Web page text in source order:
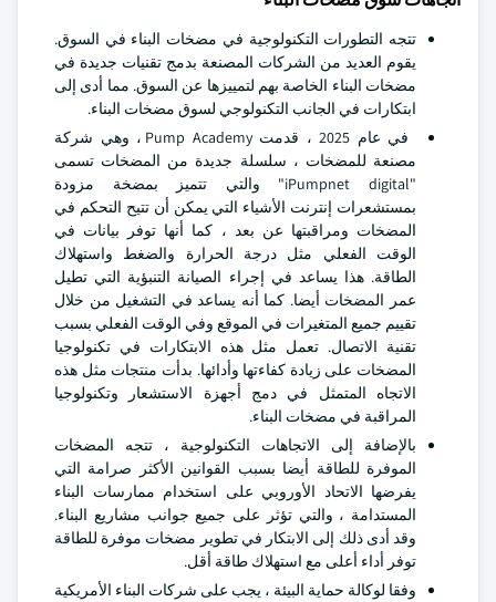
تتجه التطورات التكنولوجية في مضخات البناء في السوق.
يقوم العديد من الشركات المصنعة بدمج تقنيات جديدة في
مضخات البناء الخاصة بهم لتمييزها عن السوق. مما أدى إلى
ابتكارات في الجانب التكنولوجي لسوق مضخات البناء.
في عام 2025 ، قدمت Pump Academy ، وهي شركة
مصنعة للمضخات ، سلسلة جديدة من المضخات تسمى
"iPumpnet digital" والتي تتميز بمضخة مزودة
بمستشعرات إنترنت الأشياء التي يمكن أن تتيح التحكم في
المضخات ومراقبتها عن بعد ، كما أنها توفر بيانات في
الوقت الفعلي مثل درجة الحرارة والضغط واستهلاك
الطاقة. هذا يساعد في إجراء الصيانة التنبؤية التي تطيل
عمر المضخات أيضا. كما أنه يساعد في التشغيل من خلال
تقييم جميع المتغيرات في الموقع وفي الوقت الفعلي بسبب
تقنية الاتصال. تعمل مثل هذه الابتكارات في تكنولوجيا
المضخات على زيادة كفاءتها وأدائها. بدأت منتجات مثل هذه
الاتجاه المتمثل في دمج أجهزة الاستشعار وتكنولوجيا
المراقبة في مضخات البناء.
بالإضافة إلى الاتجاهات التكنولوجية ، تتجه المضخات
الموفرة للطاقة أيضا بسبب القوانين الأكثر صرامة التي
يفرضها الاتحاد الأوروبي على استخدام ممارسات البناء
المستدامة ، والتي تؤثر على جميع جوانب مشاريع البناء.
وقد أدى ذلك إلى الابتكار في تطوير مضخات موفرة للطاقة
توفر أداء أعلى مع استهلاك طاقة أقل.
وفقا لوكالة حماية البيئة ، يجب على شركات البناء الأمريكية